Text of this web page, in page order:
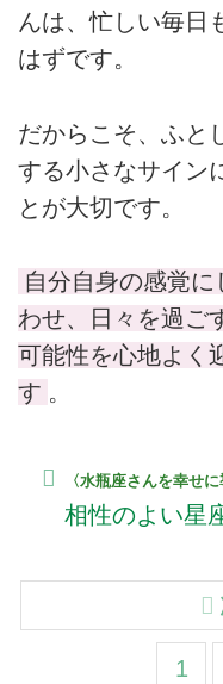
んは、忙しい毎日
はずです。
だからこそ、ふと
する小さなサイン
とが大切です。
自分自身の感覚
わせ、日々を過ご
可能性を心地よく
す 。
〈水瓶座さんを幸せに
相性のよい星
1